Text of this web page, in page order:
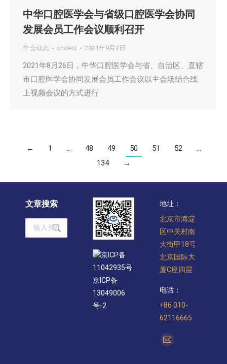
中华口腔医学会与省级口腔医学会协同
发展会员工作会议顺利召开
学会动态 cndent 2021年9月2日
2021年8月26日，中华口腔医学会与省、自治区、直辖
市口腔医学会协同发展会员工作会议以主会场结合线
上视频会议的方式进行
← 1 … 48 49 50 51 52
…
134
→
文章搜索
Search:
京ICP备
11042935号
京ICP备
13049006
号-2
地址：
北京市海淀
区中关村南
大街甲18号
北京国际大
厦C座四层
电话：
+86 010-
62116665
找到我们：
Mail